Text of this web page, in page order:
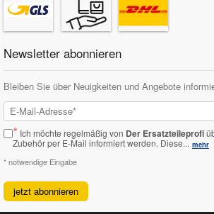
Newsletter abonnieren
Bleiben Sie über Neuigkeiten und Angebote
* Ich möchte regelmäßig von Der Ersatzteileprofi
Zubehör per E-Mail informiert werden. Diese... mehr
* notwendige Eingabe
jetzt abonnieren